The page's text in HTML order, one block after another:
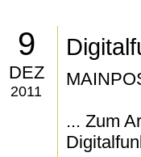
9
DEZ
2011
... Zum